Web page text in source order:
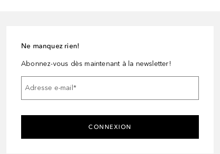
Ne manquez rien!
Abonnez-vous dès maintenant à la newsletter!
Adresse e-mail*
CONNEXION